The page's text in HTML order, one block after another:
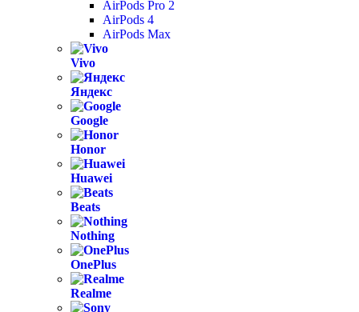
AirPods Pro 2
AirPods 4
AirPods Max
Vivo
Яндекс
Google
Honor
Huawei
Beats
Nothing
OnePlus
Realme